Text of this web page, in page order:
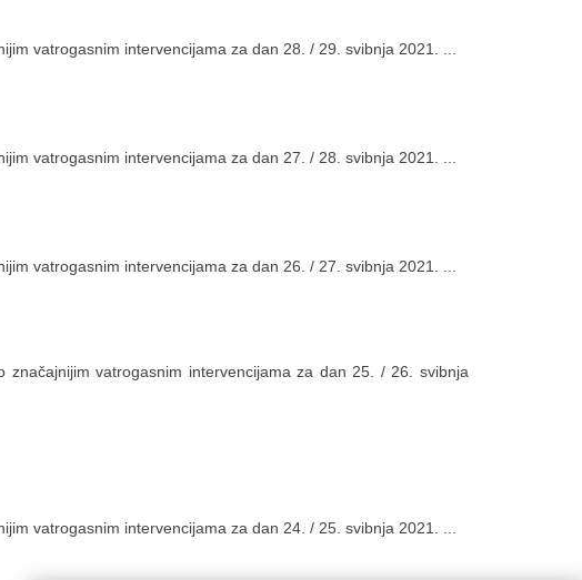
vatrogasnim intervencijama za dan 28. / 29. svibnja 2021. ...
vatrogasnim intervencijama za dan 27. / 28. svibnja 2021. ...
vatrogasnim intervencijama za dan 26. / 27. svibnja 2021. ...
značajnijim vatrogasnim intervencijama za dan 25. / 26. svibnja
vatrogasnim intervencijama za dan 24. / 25. svibnja 2021. ...